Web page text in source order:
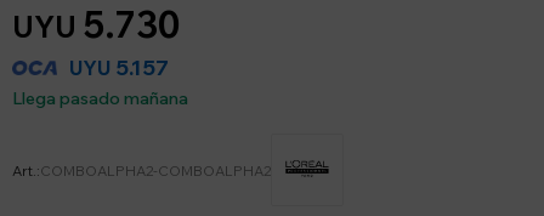
UYU 5.730
UYU 5.157
Llega pasado mañana
COMBOALPHA2-COMBOALPHA2